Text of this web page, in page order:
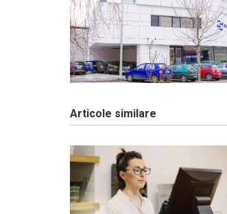
Articole similare